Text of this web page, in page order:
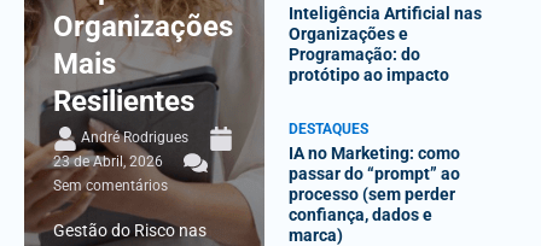
Organizações
Mais
Resilientes
André Rodrigues
23 de Abril, 2026
Sem comentários
Gestão do Risco nas
Inteligência Artificial nas
Organizações e
Programação: do
protótipo ao impacto
DESTAQUES
IA no Marketing: como
passar do “prompt” ao
processo (sem perder
confiança, dados e
marca)